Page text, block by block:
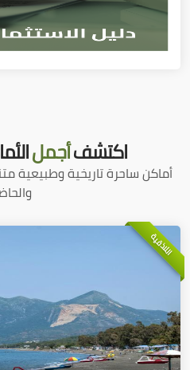
اكتشفأجمل
أماكن ساحرة تاريخية وطبيعية
اللاذقية